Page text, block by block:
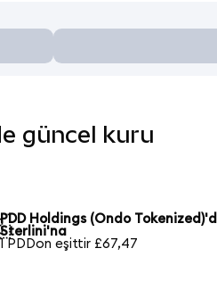
güncel kuru
PDD Holdings (Ondo
Sterlini'na
1 PDDon eşittir £67,47